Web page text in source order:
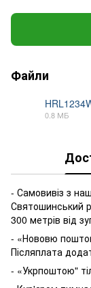
Файли
0.8 МБ
- Самовивіз з
Святошинський
300 метрів від
- «Нововю
Післяплата
- «Укрпоштою"